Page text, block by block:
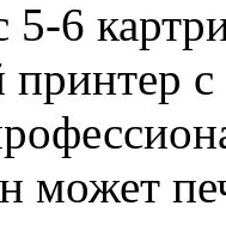
5-6
может